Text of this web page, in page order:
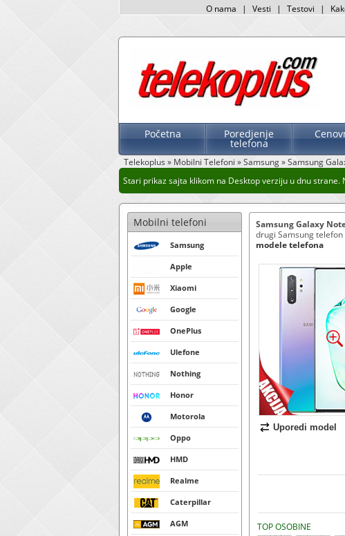
O nama | Vesti | Testovi |
Početna Poredjenje
telefona
Telekoplus» Mobilni Telefoni »Samsung»Samsung
Stari prikaz sajta klikom na Desktop verziju u dnu strane.
Mobilni telefoni
Samsung
Apple
Xiaomi
Google
OnePlus
Ulefone
Nothing
Honor
Motorola
Oppo
HMD
Realme
Caterpillar
AGM
Samsung Galaxy
drugi Samsung
modele telefona
Uporedi model
TOP OSOBINE